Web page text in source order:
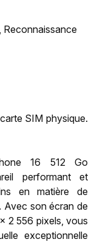
Reconnaissance
SIM physique.
16 512 Go
performant et
en matière de
Avec son écran de
2 556 pixels, vous
exceptionnelle